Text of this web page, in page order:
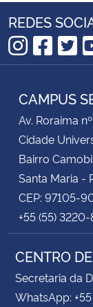
REDES
CAMPUS
Av. Roraima
Cidade
Bairro Camobi
Santa Maria -
CEP: 97105-
+55 (55)
CENTRO
Secretaria da
WhatsApp: